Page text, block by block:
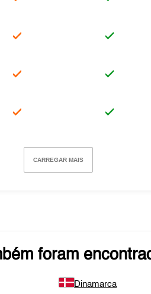
CARREGAR MAIS
foram
Dinamarca